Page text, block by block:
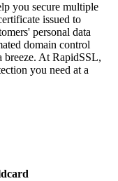
you secure multiple
issued to
personal data
domain control
breeze. At RapidSSL,
you need at a